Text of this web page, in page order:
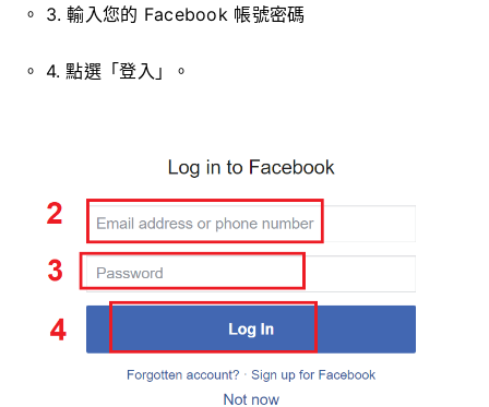
。 3. 輸入您的 Facebook 帳號密碼
。 4. 點選「登入」。